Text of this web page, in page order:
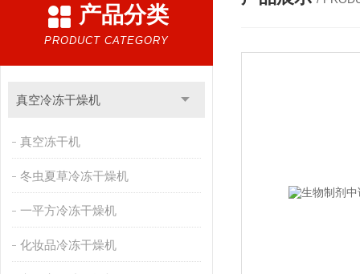
产品分类
PRODUCT CATEGORY
真空冷冻干燥机
真空冻干机
冬虫夏草冷冻干燥机
一平方冷冻干燥机
化妆品冷冻干燥机